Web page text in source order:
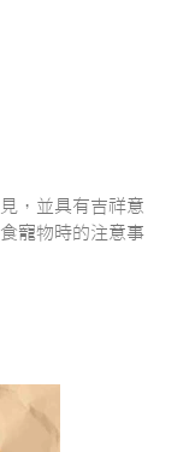
，並具有吉祥意
寵物時的注意事